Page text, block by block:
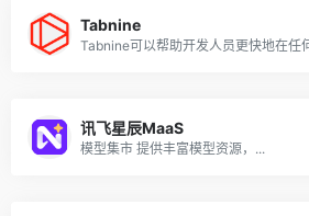
Tabnine
Tabnine可以帮助开发人员更快地在任
讯飞星辰MaaS
模型集市 提供丰富模型资源，...